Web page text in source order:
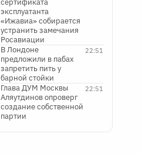
сертификата
эксплуатанта
«Ижавиа» собирается
устранить замечания
Росавиации
22:51
В Лондоне
предложили в пабах
запретить пить у
барной стойки
22:51
Глава ДУМ Москвы
Аляутдинов опроверг
создание собственной
партии